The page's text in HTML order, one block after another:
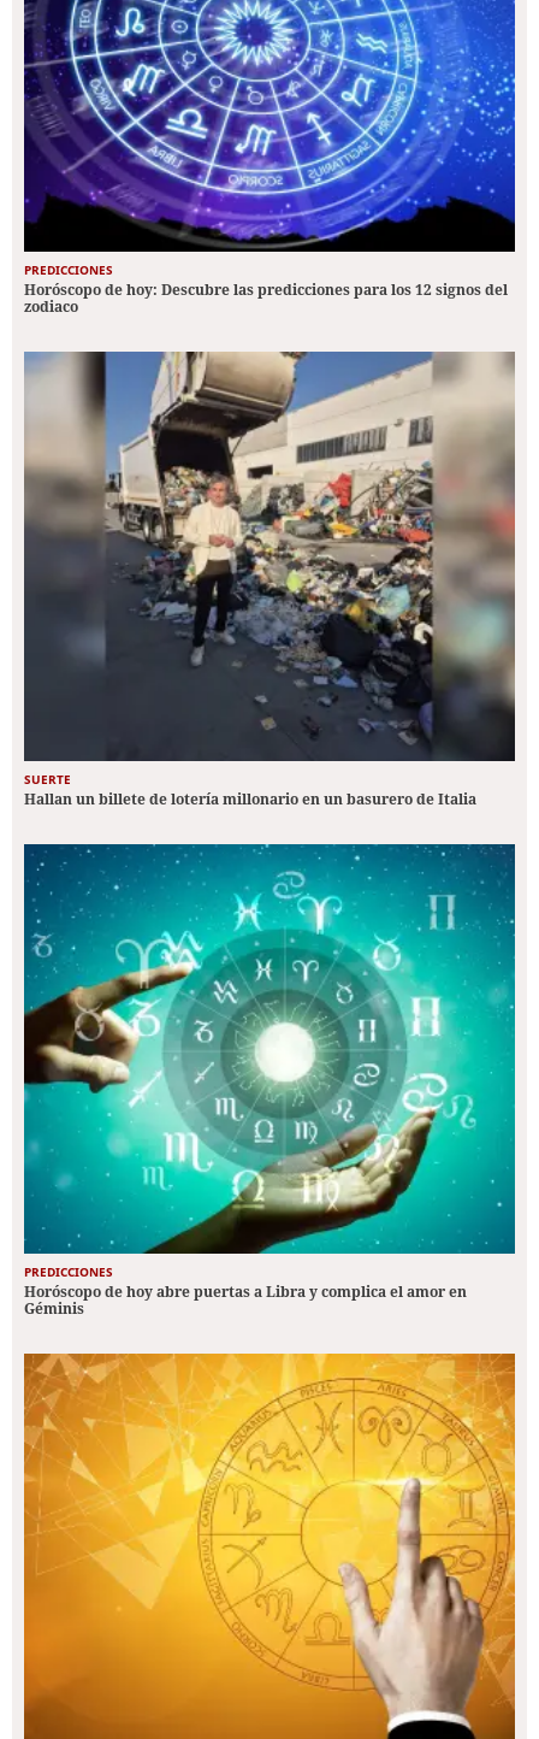
PREDICCIONES
Horóscopo de hoy: Descubre las predicciones para los 12 signos del
zodiaco
SUERTE
Hallan un billete de lotería millonario en un basurero de Italia
PREDICCIONES
Horóscopo de hoy abre puertas a Libra y complica el amor en
Géminis